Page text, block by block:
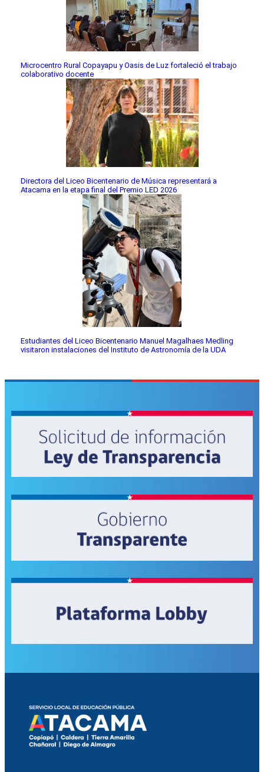
Microcentro Rural Copayapu y Oasis de Luz fortaleció el trabajo
colaborativo docente
Directora del Liceo Bicentenario de Música representará a
Atacama en la etapa final del Premio LED 2026
Estudiantes del Liceo Bicentenario Manuel Magalhaes Medling
visitaron instalaciones del Instituto de Astronomía de la UDA